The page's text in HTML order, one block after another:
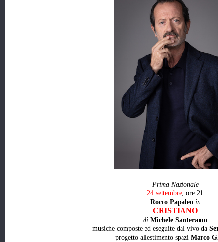
Prima Nazionale
24 settembre, ore 21
Rocco Papaleo in
CRISTIANO
di Michele Santeramo
musiche composte ed eseguite dal vivo da
progetto allestimento spazi Marco